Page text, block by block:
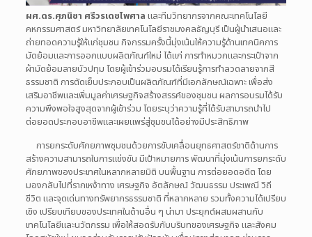
ผศ.ดร.ศุภนิชา ศรีวรเดชไพศาล และทีมวิทยากรจากคณะเทคโนโลยี
คหกรรมศาสตร์ มหาวิทยาลัยเทคโนโลยีราชมงคลธัญบุรี เป็นผู้นำเสนอและ
ถ่ายทอดความรู้ให้แก่ชุมชน กิจกรรมครั้งนี้มุ่งเน้นให้ความรู้ด้านเทคนิคการ
มัดย้อมและการออกแบบผลิตภัณฑ์ใหม่ ได้แก่ การทำหมวกและกระเป๋าจาก
ผ้ามัดย้อมลายบัวปทุม โดยผู้เข้าร่วมอบรมได้เรียนรู้การทำลวดลายจากสี
ธรรมชาติ การตัดเย็บประกอบเป็นผลิตภัณฑ์ที่มีเอกลักษณ์เฉพาะ เพื่อส่ง
เสริมอาชีพและเพิ่มมูลค่าเศรษฐกิจสร้างสรรค์ของชุมชน ผลการอบรมได้รับ
ความพึงพอใจสูงสุดจากผู้เข้าร่วม โดยระบุว่าความรู้ที่ได้รับสามารถนำไป
ต่อยอดประกอบอาชีพและเผยแพร่สู่ชุมชนได้อย่างมีประสิทธิภาพ
การยกระดับศักยภาพชุมชนด้วยการขับเคลื่อนยุทธศาสตร์ชาติด้านการ
สร้างความสามารถในการแข่งขัน มีเป้าหมายการ พัฒนาที่มุ่งเน้นการยกระดับ
ศักยภาพของประเทศในหลากหลายมิติ บนพื้นฐาน การต่อยอดอดีต โดย
มองกลับไปที่รากเหง้าทาง เศรษฐกิจ อัตลักษณ์ วัฒนธรรม ประเพณี วิถี
ชีวิต และจุดเด่นทางทรัพยากรธรรมชาติ ที่หลากหลาย รวมทั้งความได้เปรียบ
เชิง เปรียบเทียบของประเทศในด้านอื่น ๆ น่ามา ประยุกต์ผสมผสานกับ
เทคโนโลยีและนวัตกรรม เพื่อให้สอดรับกับบริบทของเศรษฐกิจ และสังคม